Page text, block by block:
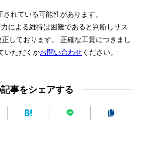
れている可能性があります。
による維持は困難であると判断しサス
しております。 正確な工賃につきまし
いただくかお問い合わせください。
事をシェアする